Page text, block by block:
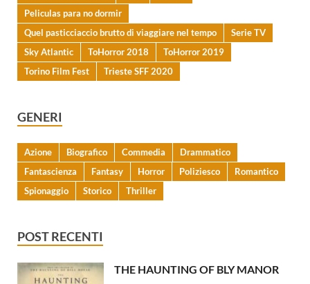
Peliculas para no dormir
Quel pasticciaccio brutto di viaggiare nel tempo
Serie TV
Sky Atlantic
ToHorror 2018
ToHorror 2019
Torino Film Fest
Trieste SFF 2020
GENERI
Azione Biografico Commedia
Drammatico
Fantascienza
Fantasy Horror Poliziesco
Romantico
Spionaggio
Storico Thriller
POST RECENTI
THE HAUNTING OF BLY MANOR